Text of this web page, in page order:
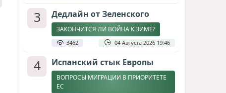
3 Дедлайн от Зеленского
ЗАКОНЧИТСЯ ЛИ ВОЙНА К ЗИМЕ?
3462 04 Августа 2026 19:46
4 Испанский стык Европы
ВОПРОСЫ МИГРАЦИИ В ПРИОРИТЕТЕ
ЕС